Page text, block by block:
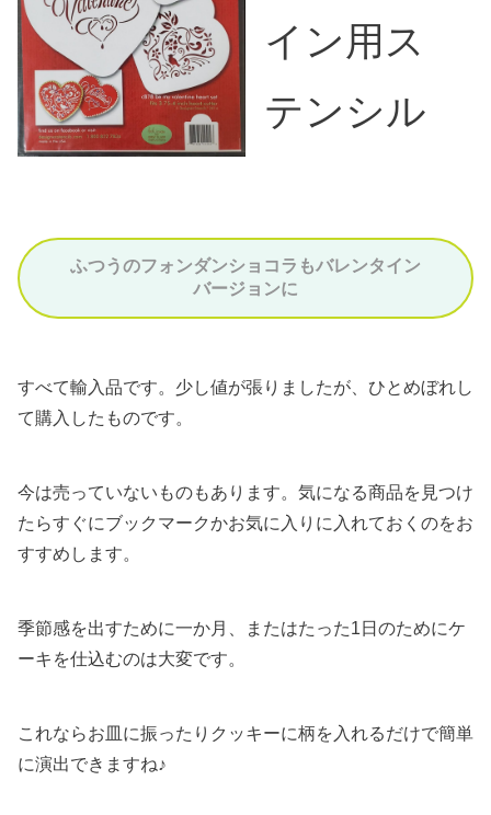
イン用ス
テンシル
ふつうのフォンダンショコラもバレンタイン
バージョンに
すべて輸入品です。少し値が張りましたが、ひとめぼれし
て購入したものです。
今は売っていないものもあります。気になる商品を見つけ
たらすぐにブックマークかお気に入りに入れておくのをお
すすめします。
季節感を出すために一か月、またはたった1日のためにケ
ーキを仕込むのは大変です。
これならお皿に振ったりクッキーに柄を入れるだけで簡単
に演出できますね♪